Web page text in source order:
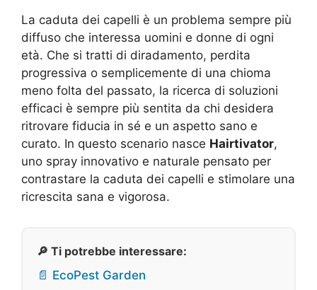
La caduta dei capelli è un problema sempre più
diffuso che interessa uomini e donne di ogni
età. Che si tratti di diradamento, perdita
progressiva o semplicemente di una chioma
meno folta del passato, la ricerca di soluzioni
efficaci è sempre più sentita da chi desidera
ritrovare fiducia in sé e un aspetto sano e
curato. In questo scenario nasce Hairtivator,
uno spray innovativo e naturale pensato per
contrastare la caduta dei capelli e stimolare una
ricrescita sana e vigorosa.
🔎 Ti potrebbe interessare:
📄 EcoPest Garden